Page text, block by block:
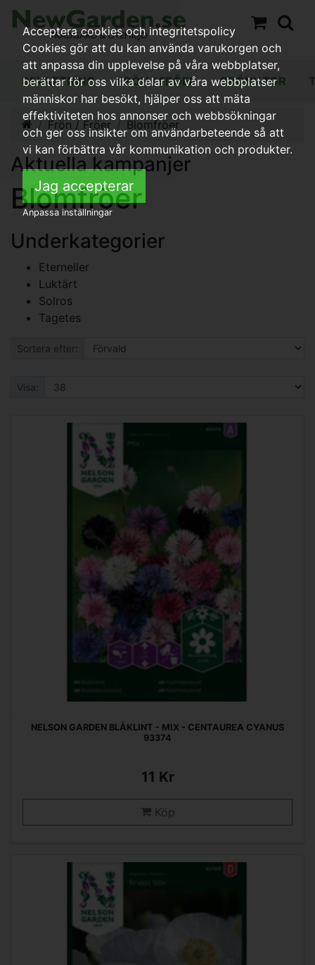
BEVATTNING FRÖN / FRÖER GRÖNYTOR
Frön / Fröer Blomfröer
Aktuella kampanjer
Blomfröer
Underkategorier
Eterneller
Luktärt
Solros
Tagetes
Sortera efter:
Visa:
NELSON GARDEN BLÅKLINT - MIX - CENTAUREA CYANUS
93374
11 Kr
Köp
Acceptera cookies och integritetspolicy
Cookies gör att du kan använda varukorgen och
att anpassa din upplevelse på våra webbplatser,
berättar för oss vilka delar av våra webbplatser
människor har besökt, hjälper oss att mäta
effektiviteten hos annonser och webbsökningar
och ger oss insikter om användarbeteende så att
vi kan förbättra vår kommunikation och produkter.
Jag accepterar
Anpassa inställningar